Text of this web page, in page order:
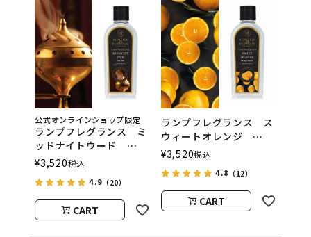
公式オンラインショップ限定
ランプフレグランス ミ
ッドナイトウード
500ml フレグランスラ
ンプ用オイル
ASHLEIGH&BURWOOD
（アシュレイアンドバー
ウッド）
¥3,520税込
4.9 （20）
CART
ランプフレグランス ス
ウィートオレンジ
500ml フレグランスラ
ンプ用オイル
ASHLEIGH&BURWOOD
（アシュレイアンドバー
ウッド）
¥3,520税込
4.8 （12）
CART